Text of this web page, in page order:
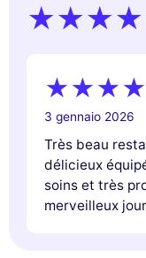
3 gennaio 2026
Très beau
délicieux
soins et très
merveilleux